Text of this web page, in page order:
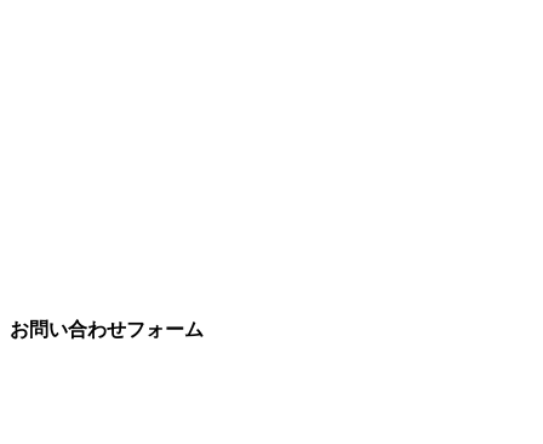
お問い合わせフォーム